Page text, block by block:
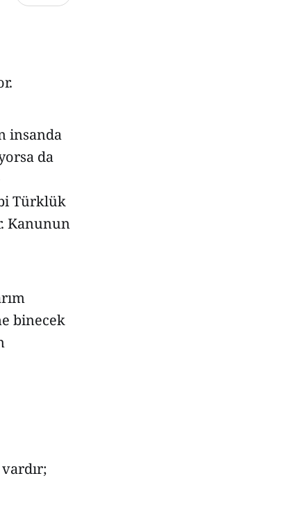
insanda
da
Türklük
Kanunun
binecek